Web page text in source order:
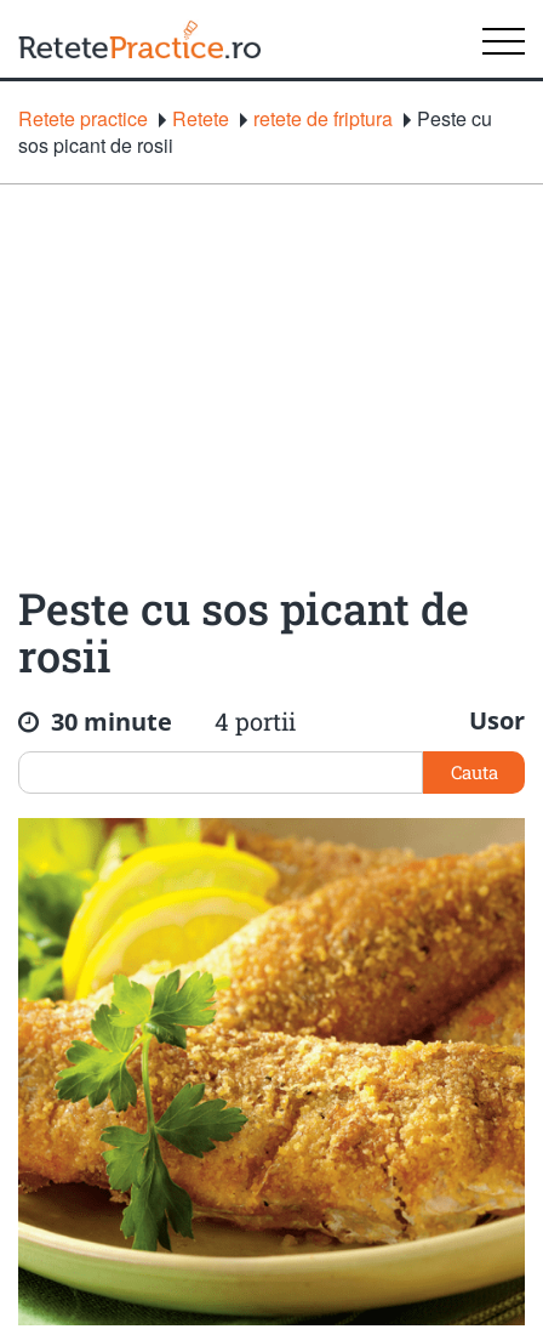
Retete practice Retete retete de friptura
Peste cu
sos picant de rosii
Peste cu sos picant de
rosii
30 minute 4 portii Usor
Cauta